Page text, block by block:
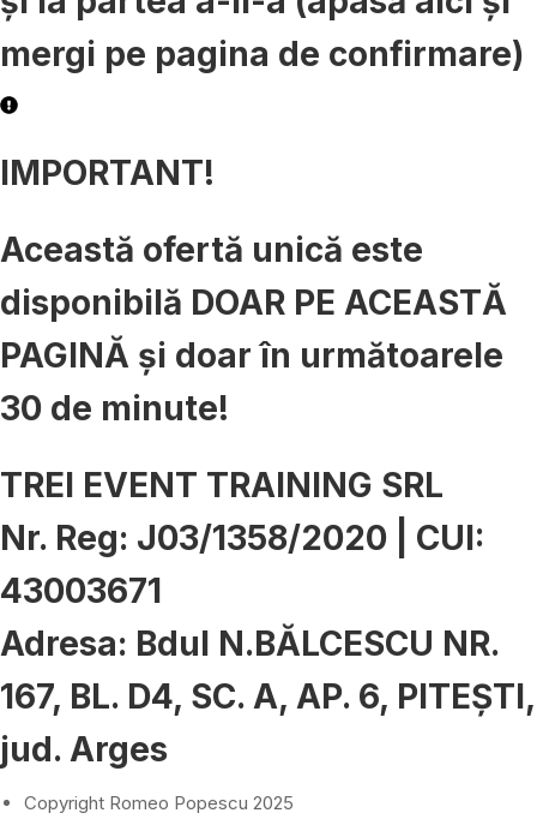
mergi pe pagina de confirmare)
IMPORTANT!
Această ofertă unică este
disponibilă DOAR PE ACEASTĂ
PAGINĂ și doar în următoarele
30 de minute!
TREI EVENT TRAINING SRL
Nr. Reg: J03/1358/2020 | CUI:
43003671
Adresa: Bdul N.BĂLCESCU NR.
167, BL. D4, SC. A, AP. 6, PITEȘTI,
jud. Arges
Copyright Romeo Popescu 2025